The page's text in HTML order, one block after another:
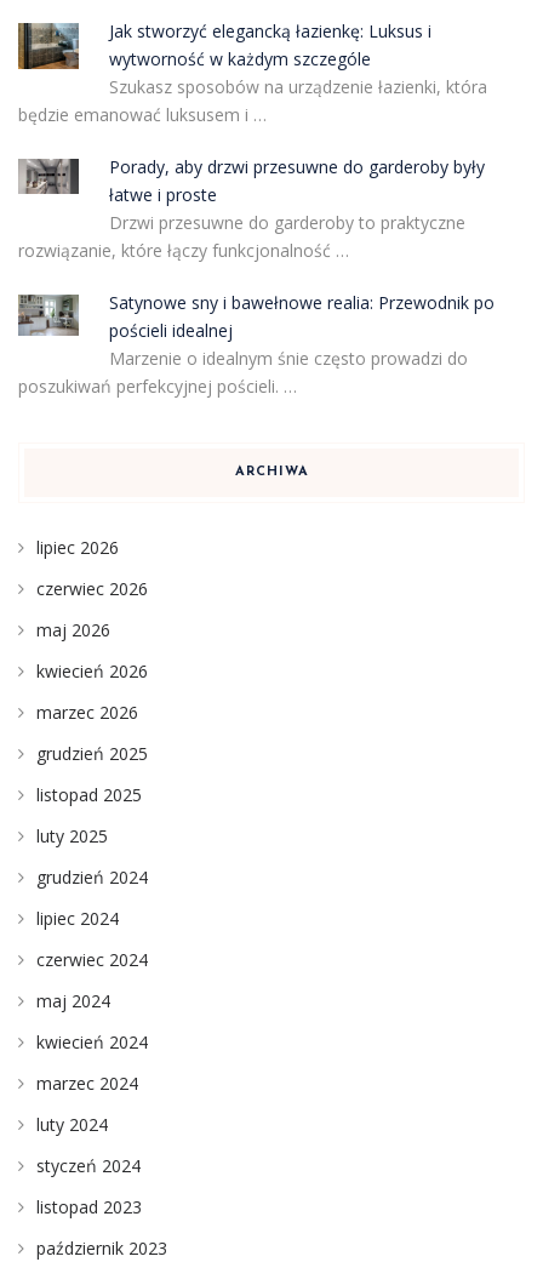
Jak stworzyć elegancką łazienkę: Luksus i
wytworność w każdym szczególe
Szukasz sposobów na urządzenie łazienki, która
będzie emanować luksusem i …
Porady, aby drzwi przesuwne do garderoby były
łatwe i proste
Drzwi przesuwne do garderoby to praktyczne
rozwiązanie, które łączy funkcjonalność …
Satynowe sny i bawełnowe realia: Przewodnik po
pościeli idealnej
Marzenie o idealnym śnie często prowadzi do
poszukiwań perfekcyjnej pościeli. …
ARCHIWA
lipiec 2026
czerwiec 2026
maj 2026
kwiecień 2026
marzec 2026
grudzień 2025
listopad 2025
luty 2025
grudzień 2024
lipiec 2024
czerwiec 2024
maj 2024
kwiecień 2024
marzec 2024
luty 2024
styczeń 2024
listopad 2023
październik 2023